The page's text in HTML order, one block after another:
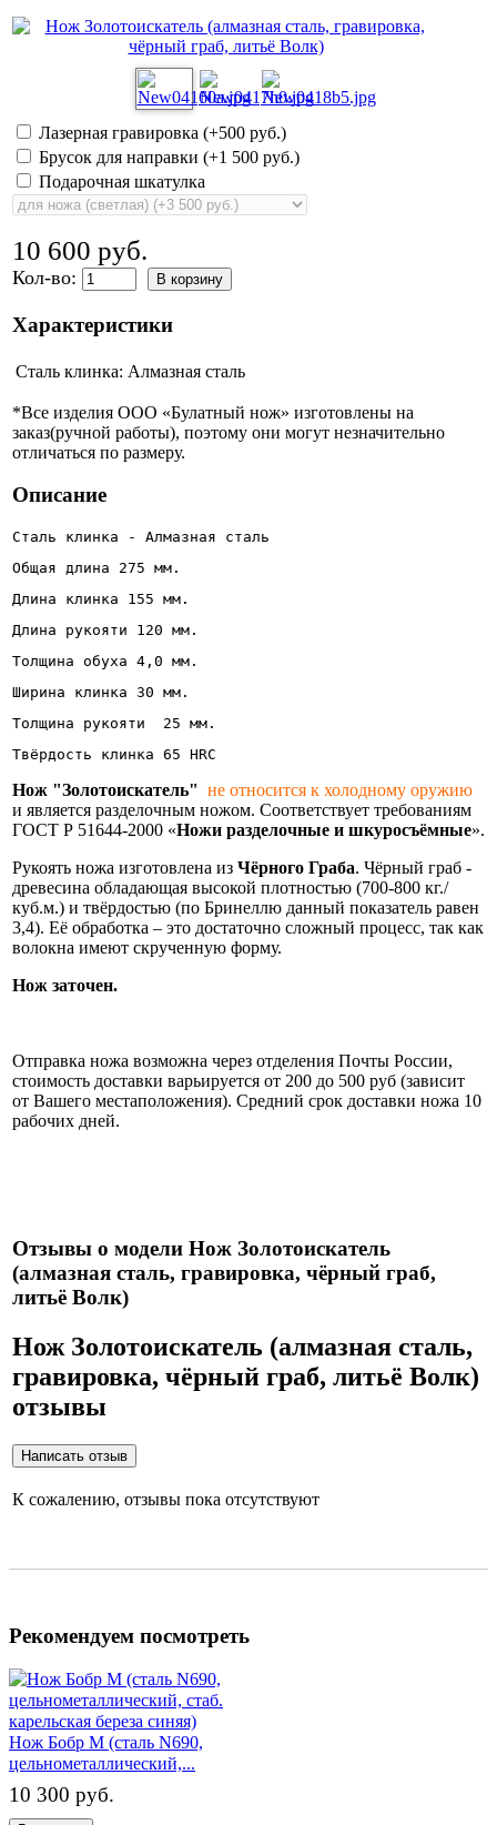
Лазерная гравировка (+500 руб.)
Брусок для направки (+1 500 руб.)
Подарочная шкатулка
10 600 руб.
Кол-во: В корзину
Характеристики
Сталь клинка: Алмазная сталь
*Все изделия ООО «Булатный нож» изготовлены на
заказ(ручной работы), поэтому они могут незначительно
отличаться по размеру.
Описание
Сталь клинка - Алмазная сталь
Общая длина 275 мм.
Длина клинка 155 мм.
Длина рукояти 120 мм.
Толщина обуха 4,0 мм.
Ширина клинка 30 мм.
Толщина рукояти  25 мм.
Твёрдость клинка 65 HRC
Нож "Золотоискатель" не относится к холодному оружию
и является разделочным ножом. Соответствует требованиям
ГОСТ Р 51644-2000 «Ножи разделочные и шкуросъёмные».
Рукоять ножа изготовлена из Чёрного Граба. Чёрный граб -
древесина обладающая высокой плотностью (700-800 кг./
куб.м.) и твёрдостью (по Бринеллю данный показатель равен
3,4). Её обработка – это достаточно сложный процесс, так как
волокна имеют скрученную форму.
Нож заточен.
Отправка ножа возможна через отделения Почты России,
стоимость доставки варьируется от 200 до 500 руб (зависит
от Вашего местаположения). Средний срок доставки ножа 10
рабочих дней.
Отзывы о модели Нож Золотоискатель
(алмазная сталь, гравировка, чёрный граб,
литьё Волк)
Нож Золотоискатель (алмазная сталь,
гравировка, чёрный граб, литьё Волк)
отзывы
К сожалению, отзывы пока отсутствуют
Рекомендуем посмотреть
Нож Бобр М (сталь N690,
цельнометаллический,...
10 300 руб.